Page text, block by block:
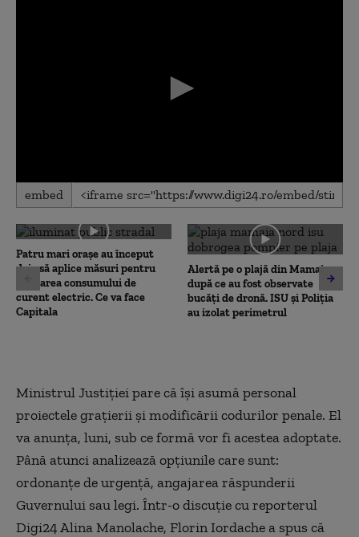
0
seconds
0
seconds
embed
Patru mari orașe au început
deja să aplice măsuri pentru
limitarea consumului de
curent electric. Ce va face
Capitala
Alertă pe o plajă din Mamaia,
după ce au fost observate
bucăți de dronă. ISU și Poliția
au izolat perimetrul
Ministrul Justiţiei pare că îşi asumă personal
proiectele graţierii şi modificării codurilor penale. El
va anunţa, luni, sub ce formă vor fi acestea adoptate.
Până atunci analizează opţiunile care sunt:
ordonanţe de urgenţă, angajarea răspunderii
Guvernului sau legi. Într-o discuţie cu reporterul
Digi24 Alina Manolache, Florin Iordache a spus că